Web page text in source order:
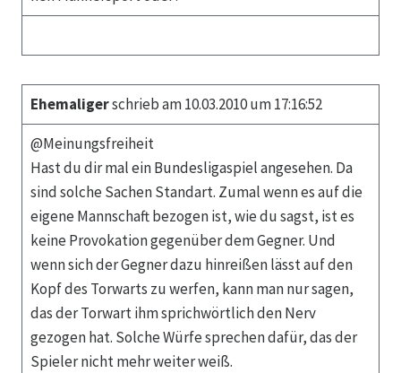
Ehemaligerschrieb am 10.03.2010 um 17:16:52
@Meinungsfreiheit
Hast du dir mal ein Bundesligaspiel angesehen. Da
sind solche Sachen Standart. Zumal wenn es auf die
eigene Mannschaft bezogen ist, wie du sagst, ist es
keine Provokation gegenüber dem Gegner. Und
wenn sich der Gegner dazu hinreißen lässt auf den
Kopf des Torwarts zu werfen, kann man nur sagen,
das der Torwart ihm sprichwörtlich den Nerv
gezogen hat. Solche Würfe sprechen dafür, das der
Spieler nicht mehr weiter weiß.